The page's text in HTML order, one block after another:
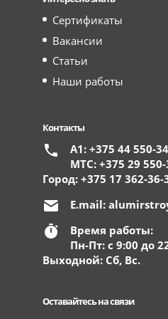
Сертификаты
Вакансии
Статьи
Наши работы
Контакты
А1: +375 44 550-
МТС: +375 29
Город: +375 17 362-36-
E.mail:
Время работы:
Пн-Пт: с 9:00 до
Выходной: Сб, Вс.
Оставайтесь на связи